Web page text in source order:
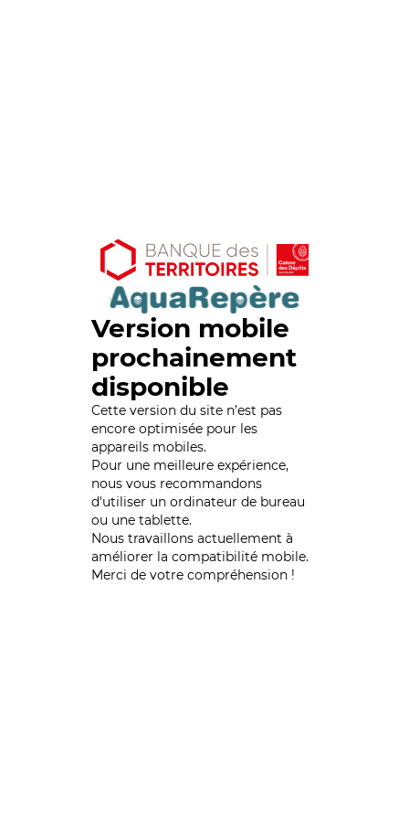
Version mobile
prochainement
disponible
Cette version du site n’est pas
encore optimisée pour les
appareils mobiles.
Pour une meilleure expérience,
nous vous recommandons
d'utiliser un ordinateur de bureau
ou une tablette.
Nous travaillons actuellement à
améliorer la compatibilité mobile.
Merci de votre compréhension !